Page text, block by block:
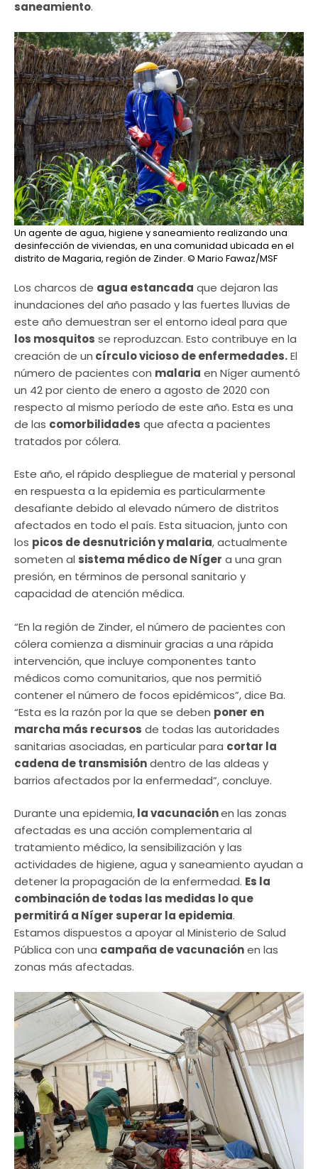
saneamiento.
Un agente de agua, higiene y saneamiento realizando una
desinfección de viviendas, en una comunidad ubicada en el
distrito de Magaria, región de Zinder. © Mario Fawaz/MSF
Los charcos de agua estancada que dejaron las
inundaciones del año pasado y las fuertes lluvias de
este año demuestran ser el entorno ideal para que
los mosquitos se reproduzcan. Esto contribuye en la
creación de un círculo vicioso de enfermedades.El
número de pacientes con malaria en Níger aumentó
un 42 por ciento de enero a agosto de 2020 con
respecto al mismo período de este año. Esta es una
de las comorbilidades que afecta a pacientes
tratados por cólera.
Este año, el rápido despliegue de material y personal
en respuesta a la epidemia es particularmente
desafiante debido al elevado número de distritos
afectados en todo el país. Esta situacion, junto con
los picos de desnutrición y malaria, actualmente
someten al sistema médico de Níger a una gran
presión, en términos de personal sanitario y
capacidad de atención médica.
“En la región de Zinder, el número de pacientes con
cólera comienza a disminuir gracias a una rápida
intervención, que incluye componentes tanto
médicos como comunitarios, que nos permitió
contener el número de focos epidémicos”, dice Ba.
“Esta es la razón por la que se deben poner en
marcha más recursos de todas las autoridades
sanitarias asociadas, en particular para cortar la
cadena de transmisióndentro de las aldeas y
barrios afectados por la enfermedad”, concluye.
Durante una epidemia,la vacunaciónen las zonas
afectadas es una acción complementaria al
tratamiento médico, la sensibilización y las
actividades de higiene, agua y saneamiento ayudan a
detener la propagación de la enfermedad. Es la
combinación de todas las medidas lo que
permitirá a Níger superar la epidemia.
Estamos dispuestos a apoyar al Ministerio de Salud
Pública con una campaña de vacunaciónen las
zonas más afectadas.